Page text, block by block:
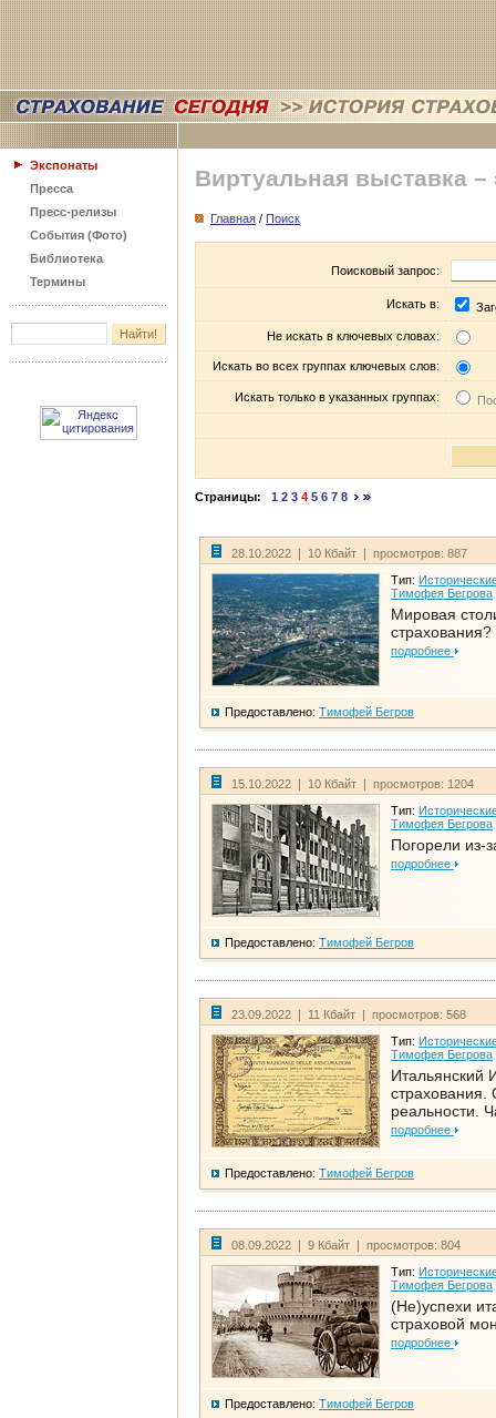
Экспонаты
Пресса
Пресс-релизы
События (Фото)
Библиотека
Термины
Виртуальная выставка –
Главная / Поиск
Поисковый запрос:
Искать в:
Не искать в ключевых словах:
Искать во всех группах ключевых слов:
Искать только в указанных группах:
Страницы: 1 2 3 4 5 6 7 8
28.10.2022 | 10 Кбайт | просмотров: 887
Тип:
Тимофея Бегрова
Мировая
страхования?
подробнее
Предоставлено: Тимофей Бегров
15.10.2022 | 10 Кбайт | просмотров: 1204
Тип:
Тимофея Бегрова
Погорели из-
подробнее
Предоставлено: Тимофей Бегров
23.09.2022 | 11 Кбайт | просмотров: 568
Тип:
Тимофея Бегрова
Итальянский
страхования.
реальности.
подробнее
Предоставлено: Тимофей Бегров
08.09.2022 | 9 Кбайт | просмотров: 804
Тип:
Тимофея Бегрова
(Не)успехи
страховой
подробнее
Предоставлено: Тимофей Бегров